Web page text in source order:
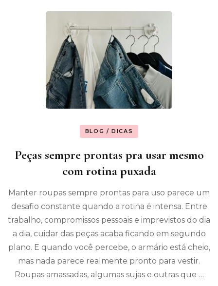
BLOG / DICAS
Peças sempre prontas pra usar mesmo
com rotina puxada
Manter roupas sempre prontas para uso parece um
desafio constante quando a rotina é intensa. Entre
trabalho, compromissos pessoais e imprevistos do dia
a dia, cuidar das peças acaba ficando em segundo
plano. E quando você percebe, o armário está cheio,
mas nada parece realmente pronto para vestir.
Roupas amassadas, algumas sujas e outras que …